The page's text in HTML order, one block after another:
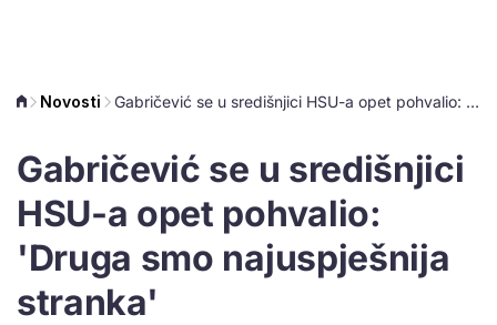
Novosti Gabričević se u središnjici HSU-a opet pohvalio: 'Druga smo najuspješnija stranka'
Gabričević se u središnjici
HSU-a opet pohvalio:
'Druga smo najuspješnija
stranka'